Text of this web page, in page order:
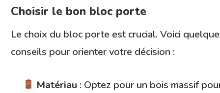
Choisir le bon bloc porte
Le choix du bloc porte est crucial. Voici
conseils pour orienter votre décision :
Matériau : Optez pour un bois massif